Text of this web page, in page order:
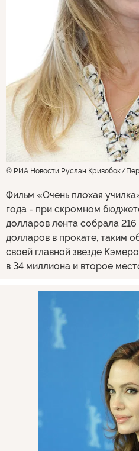
© РИА Новости Руслан Кривобок
Фильм «Очень плохая
года - при скромном
долларов лента собрала
долларов в прокате, таким
своей главной звезде
в 34 миллиона и второе